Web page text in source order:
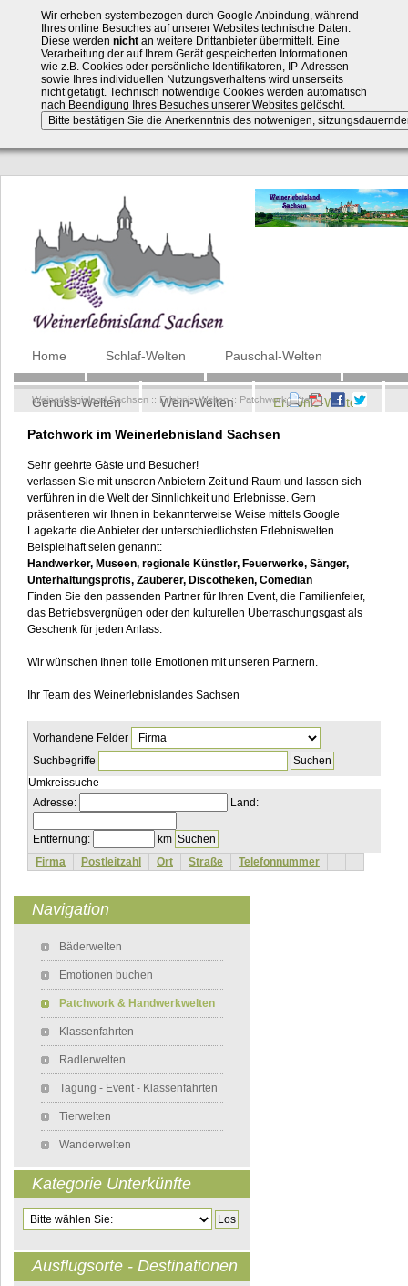
Wir erheben systembezogen durch Google Anbindung, während
Ihres online Besuches auf unserer Websites technische Daten.
Diese werden nichtan weitere Drittanbieter übermittelt. Eine
Verarbeitung der auf Ihrem Gerät gespeicherten Informationen
wie z.B. Cookies oder persönliche Identifikatoren, IP-Adressen
sowie Ihres individuellen Nutzungsverhaltens wird unserseits
nicht getätigt. Technisch notwendige Cookies werden automatisch
nach Beendigung Ihres Besuches unserer Websites gelöscht.
Navigation
Home Schlaf-Welten Pauschal-Welten
Genuss-Welten Wein-Welten Erlebnis-Welten
Weinerlebnisland Sachsen :: Erlebnis-Welten:: Patchworkwelten
Patchwork im Weinerlebnisland Sachsen
Sehr geehrte Gäste und Besucher!
verlassen Sie mit unseren Anbietern Zeit und Raum und lassen sich
verführen in die Welt der Sinnlichkeit und Erlebnisse. Gern
präsentieren wir Ihnen in bekannterweise Weise mittels Google
Lagekarte die Anbieter der unterschiedlichsten Erlebniswelten.
Beispielhaft seien genannt:
Handwerker, Museen, regionale Künstler, Feuerwerke, Sänger,
Unterhaltungsprofis, Zauberer, Discotheken, Comedian
Finden Sie den passenden Partner für Ihren Event, die Familienfeier,
das Betriebsvergnügen oder den kulturellen Überraschungsgast als
Geschenk für jeden Anlass.
Wir wünschen Ihnen tolle Emotionen mit unseren Partnern.
Ihr Team des Weinerlebnislandes Sachsen
Vorhandene Felder
Suchbegriffe
Umkreissuche
Adresse:
Land:
Entfernung:
km
Firma
Postleitzahl Ort Straße Telefonnummer
Navigation
Bäderwelten
Emotionen buchen
Patchwork & Handwerkwelten
Klassenfahrten
Radlerwelten
Tagung - Event - Klassenfahrten
Tierwelten
Wanderwelten
Kategorie Unterkünfte
Zielseite
Ausflugsorte - Destinationen